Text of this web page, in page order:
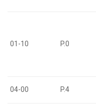
01-10 P.0
04-00 P.4